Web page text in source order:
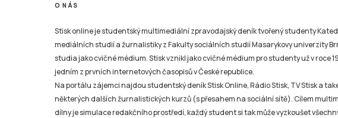
O NÁS
Stisk online je studentský multimediální zpravodajský deník tvořený studenty
mediálních studií a žurnalistiky z Fakulty sociálních studií Masarykovy univerzity
studia jako cvičné médium. Stisk vznikl jako cvičné médium pro studenty už v roce
jedním z prvních internetových časopisů v České republice.
Na portálu zájemci najdou studentský deník Stisk Online, Rádio Stisk, TV Stisk a
některých dalších žurnalistických kurzů (s přesahem na sociální sítě). Cílem
dílny je simulace redakčního prostředí, každý student si tak může vyzkoušet